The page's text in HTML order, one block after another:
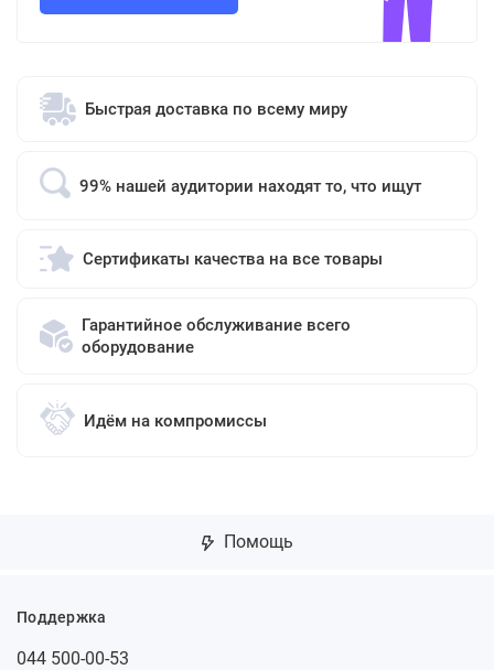
Быстрая доставка по всему миру
99% нашей аудитории находят то, что ищут
Сертификаты качества на все товары
Гарантийное обслуживание всего
оборудование
Идём на компромиссы
Помощь
Поддержка
044 500-00-53